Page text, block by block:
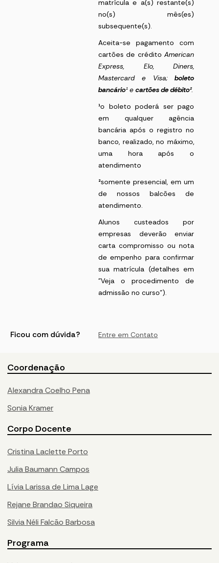
matrícula e a(s) restante(s)
no(s) mês(es)
subsequente(s).
Aceita-se pagamento com
cartões de crédito American
Express, Elo, Diners,
Mastercard e Visa; boleto
bancário¹e cartões de débito².
¹o boleto poderá ser pago
em qualquer agência
bancária após o registro no
banco, realizado, no máximo,
uma hora após o
atendimento
²somente presencial, em um
de nossos balcões de
atendimento.
Alunos custeados por
empresas deverão enviar
carta compromisso ou nota
de empenho para confirmar
sua matrícula (detalhes em
"Veja o procedimento de
admissão no curso").
Ficou com dúvida? Entre em Contato
Coordenação
Alexandra Coelho Pena
Sonia Kramer
Corpo Docente
Cristina Laclette Porto
Julia Baumann Campos
Lívia Larissa de Lima Lage
Rejane Brandao Siqueira
Silvia Néli Falcão Barbosa
Programa